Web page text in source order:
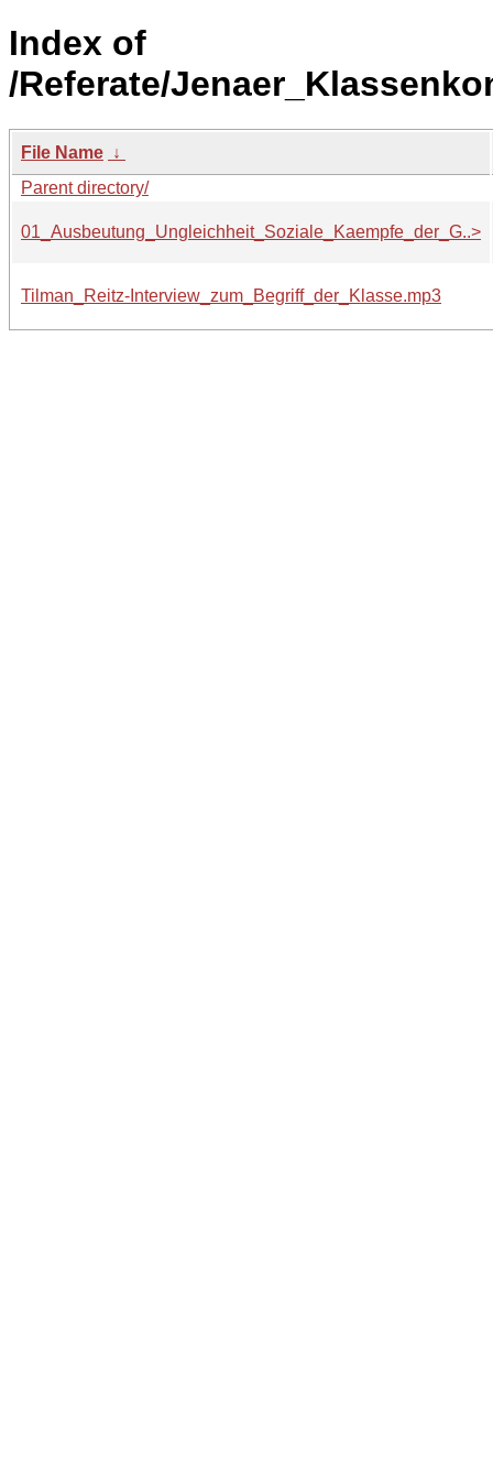
Index of
/Referate/
File Name ↓
Parent directory/
01_Ausbeutung_Ungleichheit_Soziale_Kaempfe_der_G..>
Tilman_Reitz-Interview_zum_Begriff_der_Klasse.mp3